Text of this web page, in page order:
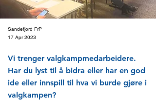
Sandefjord FrP
17 Apr 2023
Vi trenger valgkampmedarbeidere.
Har du lyst til å bidra eller har en god
ide eller innspill til hva vi burde gjøre i
valgkampen?